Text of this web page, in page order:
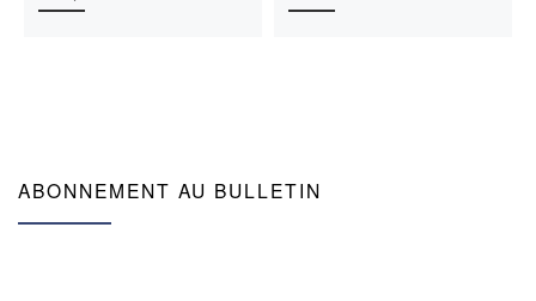
ABONNEMENT AU BULLETIN